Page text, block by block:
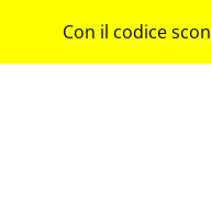
Con il codice